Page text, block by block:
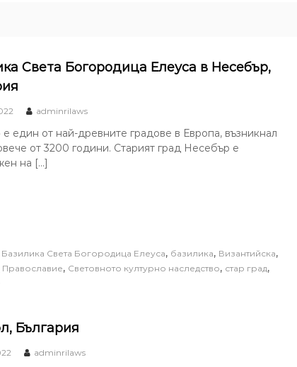
Света Богородица Елеуса в Несебър,
adminrilaws
един от най-древните градове в Европа, възникнал
от 3200 години. Старият град Несебър е
на […]
Базилика Света Богородица Елеуса, базилика, Византийска,
Православие, Световното културно наследство, стар град,
България
adminrilaws